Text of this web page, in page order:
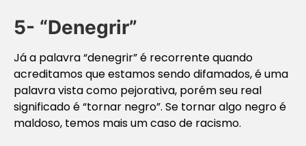
5- “Denegrir”
Já a palavra “denegrir” é recorrente quando
acreditamos que estamos sendo difamados, é uma
palavra vista como pejorativa, porém seu real
significado é “tornar negro”. Se tornar algo negro é
maldoso, temos mais um caso de racismo.